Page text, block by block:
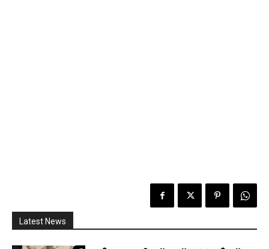
Latest News